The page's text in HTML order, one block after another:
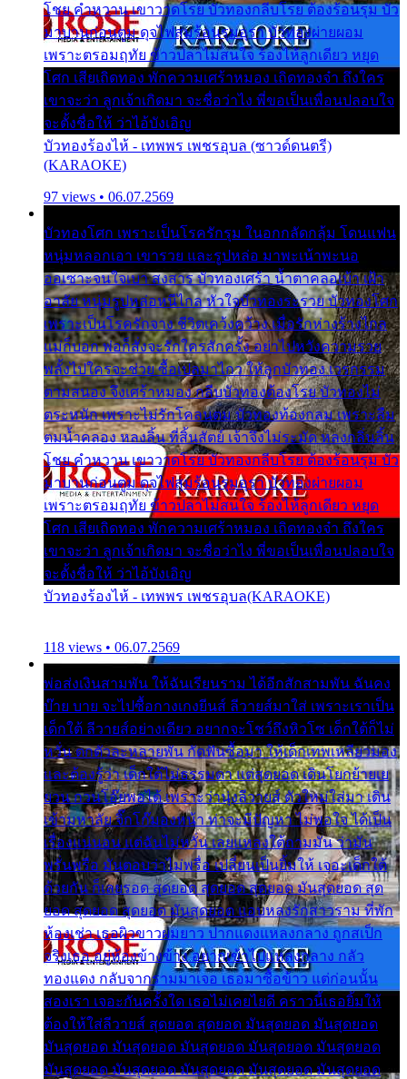
โชย คำหวาน เขาวาดโรย บัวทองกลีบโรย ต้องร้อนรุม บัว
มาบานก่อนตูม ดุจไฟสุมร้อนรุมอุรา บัวทองผ่ายผอม
เพราะตรอมฤทัย ข้าวปลาไม่สนใจ ร้องไห้ลูกเดียว หยุด
โศก เสียเถิดทอง พักความเศร้าหมอง เถิดทองจ๋า ถึงใคร
เขาจะว่า ลูกเจ้าเกิดมา จะชื่อว่าไง พี่ขอเป็นเพื่อนปลอบใจ
จะตั้งชื่อให้ ว่าไอ้บังเอิญ
บัวทองร้องไห้ - เทพพร เพชรอุบล (ซาวด์ดนตรี)
(KARAOKE)
97 views • 06.07.2569
บัวทองโศก เพราะเป็นโรครักรุม ในอกกลัดกลุ้ม โดนแฟน
หนุ่มหลอกเอา เขารวย และรูปหล่อ มาพะเน้าพะนอ
ออเซาะจนใจเบา สงสาร บัวทองเศร้า น้ำตาคลอเบ้า เฝ้า
อาลัย หนุ่มรูปหล่อหนีไกล หัวใจบัวทองระรวย บัวทองโศก
เพราะเป็นโรครักจาง ชีวิตเคว้งคว้าง เมื่อรักห่างร้างไกล
แม่ก็บอก พ่อก็สั่งจะรักใครสักครั้ง อย่าไปหวังความรวย
พลั้งไปใครจะช่วย ซื้อเปลมาไกว ให้ลูกบัวทอง เวรกรรม
ตามสนอง จึงเศร้าหมอง กลีบบัวทองต้องโรย บัวทองไม่
ตระหนัก เพราะไม่รักโคลนตม บัวทองท้องกลม เพราะลืม
ตมน้ำคลอง หลงลิ้น ที่สิ้นสัตย์ เจ้าจึงไม่ระมัด หลงกลิ่นลิ้น
โชย คำหวาน เขาวาดโรย บัวทองกลีบโรย ต้องร้อนรุม บัว
มาบานก่อนตูม ดุจไฟสุมร้อนรุมอุรา บัวทองผ่ายผอม
เพราะตรอมฤทัย ข้าวปลาไม่สนใจ ร้องไห้ลูกเดียว หยุด
โศก เสียเถิดทอง พักความเศร้าหมอง เถิดทองจ๋า ถึงใคร
เขาจะว่า ลูกเจ้าเกิดมา จะชื่อว่าไง พี่ขอเป็นเพื่อนปลอบใจ
จะตั้งชื่อให้ ว่าไอ้บังเอิญ
บัวทองร้องไห้ - เทพพร เพชรอุบล(KARAOKE)
118 views • 06.07.2569
พ่อส่งเงินสามพัน ให้ฉันเรียนราม ได้อีกสักสามพัน ฉันคง
บ๊าย บาย จะไปซื้อกางเกงยีนส์ ลีวายส์มาใส่ เพราะเราเป็น
เด็กใต้ ลีวายส์อย่างเดียว อยากจะโชว์ถึงหิวโซ เด็กใต้ก็ไม่
หวั่น ตกตัวละหลายพัน กัดฟันซื้อมา ให้เด็กเทพเหลียวมอง
และต้องรู้ว่า เด็กใต้ไม่ธรรมดา แต่สุดยอด เดินโยกย้ายเย
ยวน กวนโอ๊ยพอได้ เพราะว่านุ่งลีวายส์ ตัวใหม่ใส่มา เดิน
เข้ามหาลัย จิ๊กโก๊มองหน้า ท่าจะมีปัญหา ไม่พอใจ ได้เป็น
เรื่องแน่นอน แต่ฉันไม่หวั่น เลยแหลงใต้ถามมัน ว่ามัน
พรั่นพรือ มันตอบว่าไม่พรื่อ เปลี่ยนเป็นยิ้มให้ เจอะเด็กใต้
ด้วยกัน ก็เลยรอด สุดยอด สุดยอด สุดยอด มันสุดยอด สุด
ยอด สุดยอด สุดยอด มันสุดยอด แอบหลงรักสาวราม ที่พัก
ห้องเช่า เธอผิวขาวผมยาว ปากแดงแหลงกลาง ถูกสเป็ก
จริงเธอ อยู่ห้องข้างข้าง อยากเข้าไปแหลงกลาง กลัว
ทองแดง กลับจากรามมาเจอ เธอมาซื้อข้าว แต่ก่อนนั้น
สองเรา เจอะกันครั้งใด เธอไม่เคยไยดี คราวนี้เธอยิ้มให้
ต้องให้ใส่ลีวายส์ สุดยอด สุดยอด มันสุดยอด มันสุดยอด
มันสุดยอด มันสุดยอด มันสุดยอด มันสุดยอด มันสุดยอด
มันสุดยอด มันสุดยอด มันสุดยอด มันสุดยอด มันสุดยอด